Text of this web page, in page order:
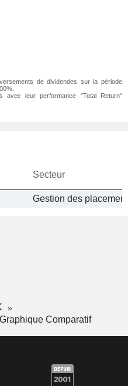
de dividendes sur la période
avec leur performance "Total Return"
Secteur
Graphique Comparatif